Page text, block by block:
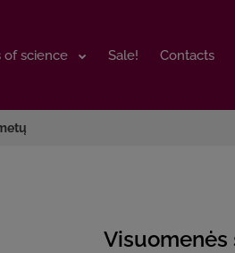
of science Sale! Contacts
of science Sale! Contacts